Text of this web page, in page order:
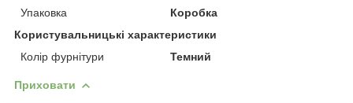
Упаковка
Коробка
Користувальницькі характеристики
Колір фурнітури
Темний
Приховати